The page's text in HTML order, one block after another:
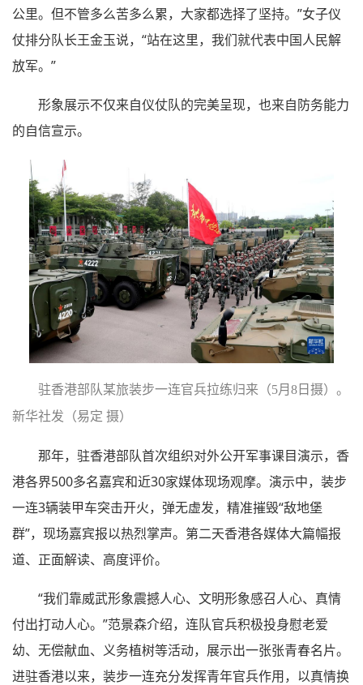
公里。但不管多么苦多么累，大家都选择了坚持。”女子仪
仗排分队长王金玉说，“站在这里，我们就代表中国人民解
放军。”
形象展示不仅来自仪仗队的完美呈现，也来自防务能力
的自信宣示。
驻香港部队某旅装步一连官兵拉练归来（5月8日摄）。
新华社发（易定 摄）
那年，驻香港部队首次组织对外公开军事课目演示，香
港各界500多名嘉宾和近30家媒体现场观摩。演示中，装步
一连3辆装甲车突击开火，弹无虚发，精准摧毁“敌地堡
群”，现场嘉宾报以热烈掌声。第二天香港各媒体大篇幅报
道、正面解读、高度评价。
“我们靠威武形象震撼人心、文明形象感召人心、真情
付出打动人心。”范景森介绍，连队官兵积极投身慰老爱
幼、无偿献血、义务植树等活动，展示出一张张青春名片。
进驻香港以来，装步一连充分发挥青年官兵作用，以真情换